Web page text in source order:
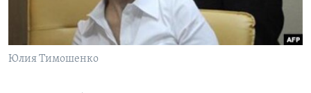
Learning English
СОЦИАЛЬНЫЕ СЕТИ
Юлия Тимошенко